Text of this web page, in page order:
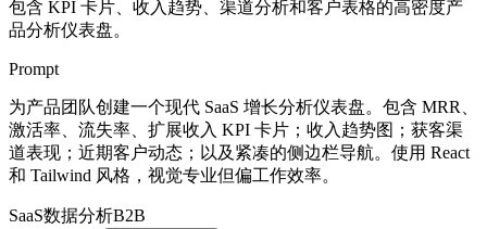
包含 KPI 卡片、收入趋势、渠道分析和客户表格的高密度产
品分析仪表盘。
Prompt
为产品团队创建一个现代 SaaS 增长分析仪表盘。包含 MRR、
激活率、流失率、扩展收入 KPI 卡片；收入趋势图；获客渠
道表现；近期客户动态；以及紧凑的侧边栏导航。使用 React
和 Tailwind 风格，视觉专业但偏工作效率。
SaaS数据分析B2B